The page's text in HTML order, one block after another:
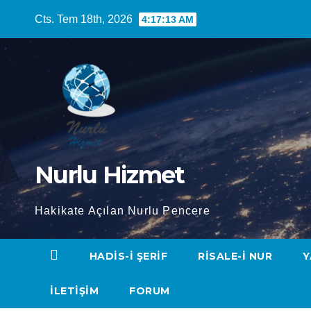
content
Cts. Tem 18th, 2026 4:17:14 AM
Nurlu Hizmet
Hakikate Açılan Nurlu Pencere
HADIS-I ŞERIF RISALE-I NUR
İLETIŞIM FORUM